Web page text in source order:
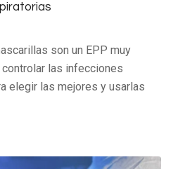
son un EPP muy
las infecciones
elegir las mejores y usarlas